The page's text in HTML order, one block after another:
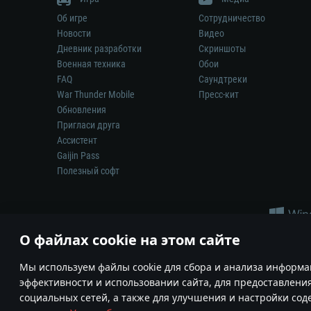
О файлах cookie на этом сайте
Мы используем файлы cookie для сбора и анализа
эффективности и использовании сайта, для
социальных сетей, а также для улучшения и настройки
Об игре
Новости
Дневник разработки
Военная техника
FAQ
War Thunder Mobile
Обновления
Пригласи друга
Ассистент
Gaijin Pass
Полезный софт
Сотрудничество
Видео
Скриншоты
Обои
Саундтреки
Пресс-кит
Ни один производитель оружия, техники или снаряжения не
© 2011—2026 Gaijin Games Kft. Все товарные знаки,